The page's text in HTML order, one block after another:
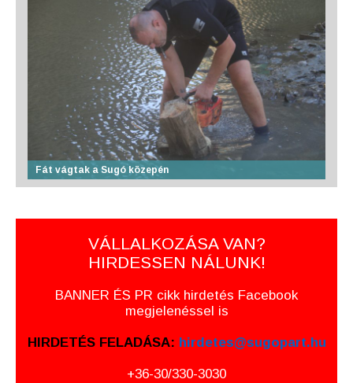
Fát vágtak a Sugó közepén
VÁLLALKOZÁSA VAN?
HIRDESSEN NÁLUNK!
BANNER ÉS PR cikk hirdetés Facebook
megjelenéssel is
HIRDETÉS FELADÁSA: hirdetes@sugopart.hu
+36-30/330-3030